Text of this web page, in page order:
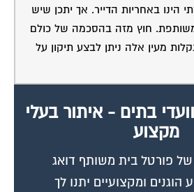
הינו באחריות הדייר. אך יתכן שיש
חוץ מזה בהסכמה של כולם
מעין אלה ניתן לבצע תיקון על
בתים - איתור בעלי
מקצוע
של פורטל בית משותף דואג
ומקצועיים יתנו לך